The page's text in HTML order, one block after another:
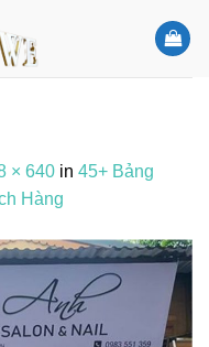
× 640 in 45+ Bảng
Hàng